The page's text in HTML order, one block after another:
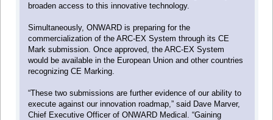
broaden access to this innovative technology.
Simultaneously, ONWARD is preparing for the
commercialization of the ARC-EX System through its CE
Mark submission. Once approved, the ARC-EX System
would be available in the European Union and other countries
recognizing CE Marking.
“These two submissions are further evidence of our ability to
execute against our innovation roadmap,” said Dave Marver,
Chief Executive Officer of ONWARD Medical. “Gaining